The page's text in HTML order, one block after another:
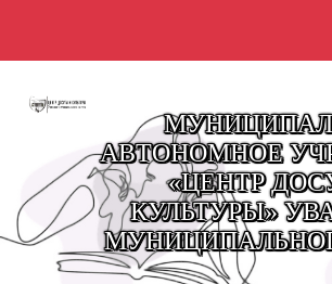
АВТОНОМНОЕ
«ЦЕНТР
КУЛЬТУРЫ»